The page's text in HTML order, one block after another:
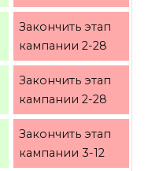
Закончить этап
кампании 2-28
Закончить этап
кампании 2-28
Закончить этап
кампании 3-12